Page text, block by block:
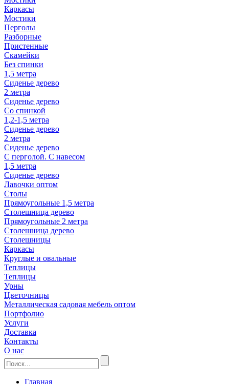
Каркасы
Мостики
Перголы
Разборные
Пристенные
Скамейки
Без спинки
1,5 метра
Сиденье дерево
2 метра
Сиденье дерево
Со спинкой
1,2-1,5 метра
Сиденье дерево
2 метра
Сиденье дерево
С перголой. С навесом
1,5 метра
Сиденье дерево
Лавочки оптом
Столы
Прямоугольные 1,5 метра
Столешница дерево
Прямоугольные 2 метра
Столешница дерево
Столешницы
Каркасы
Круглые и овальные
Теплицы
Теплицы
Урны
Цветочницы
Металлическая садовая мебель оптом
Портфолио
Услуги
Доставка
Контакты
О нас
Главная